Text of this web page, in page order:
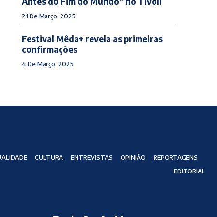
21 De Março, 2025
Festival Mêda+ revela as primeiras
confirmações
4 De Março, 2025
CULTURA ENTREVISTAS OPINIÃO
REPORTAGENS
EDITORIAL